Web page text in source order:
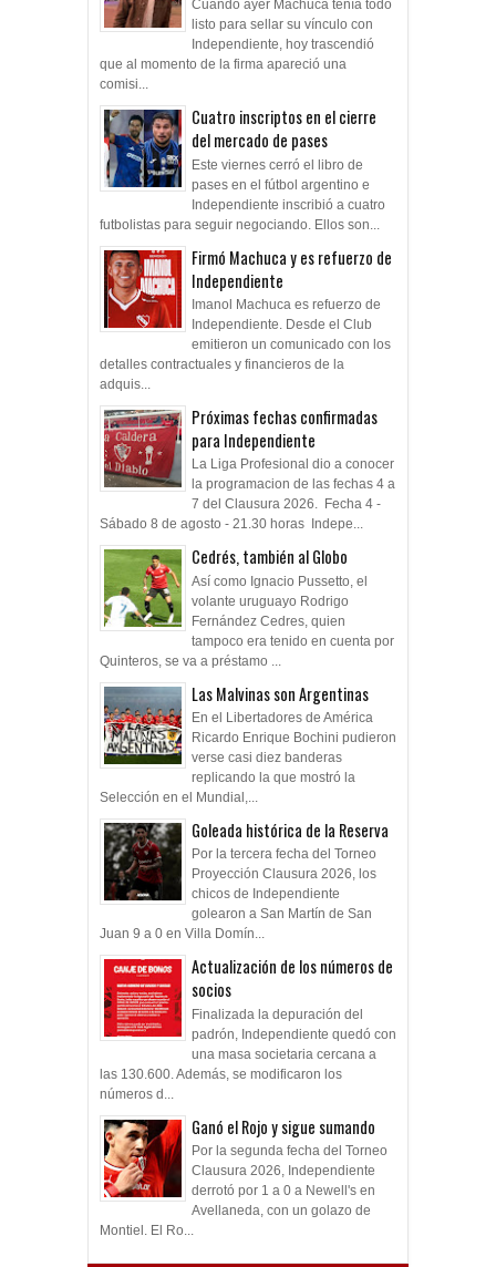
Cuando ayer Machuca tenía todo
listo para sellar su vínculo con
Independiente, hoy trascendió
que al momento de la firma apareció una
comisi...
Cuatro inscriptos en el cierre
del mercado de pases
Este viernes cerró el libro de
pases en el fútbol argentino e
Independiente inscribió a cuatro
futbolistas para seguir negociando. Ellos son...
Firmó Machuca y es refuerzo de
Independiente
Imanol Machuca es refuerzo de
Independiente. Desde el Club
emitieron un comunicado con los
detalles contractuales y financieros de la
adquis...
Próximas fechas confirmadas
para Independiente
La Liga Profesional dio a conocer
la programacion de las fechas 4 a
7 del Clausura 2026. Fecha 4 -
Sábado 8 de agosto - 21.30 horas Indepe...
Cedrés, también al Globo
Así como Ignacio Pussetto, el
volante uruguayo Rodrigo
Fernández Cedres, quien
tampoco era tenido en cuenta por
Quinteros, se va a préstamo ...
Las Malvinas son Argentinas
En el Libertadores de América
Ricardo Enrique Bochini pudieron
verse casi diez banderas
replicando la que mostró la
Selección en el Mundial,...
Goleada histórica de la Reserva
Por la tercera fecha del Torneo
Proyección Clausura 2026, los
chicos de Independiente
golearon a San Martín de San
Juan 9 a 0 en Villa Domín...
Actualización de los números de
socios
Finalizada la depuración del
padrón, Independiente quedó con
una masa societaria cercana a
las 130.600. Además, se modificaron los
números d...
Ganó el Rojo y sigue sumando
Por la segunda fecha del Torneo
Clausura 2026, Independiente
derrotó por 1 a 0 a Newell's en
Avellaneda, con un golazo de
Montiel. El Ro...